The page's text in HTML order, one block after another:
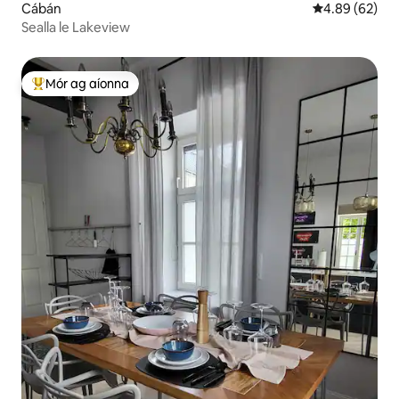
Cábán Meánrátáil
4.89 (62)
Sealla le Lakeview
An-mhór ag aíonna
Mór ag aíonna